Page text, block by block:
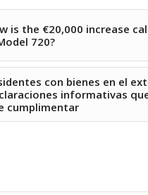
is the €20,000 increase
720?
con bienes en el
informativas
cumplimentar
que regula
y al